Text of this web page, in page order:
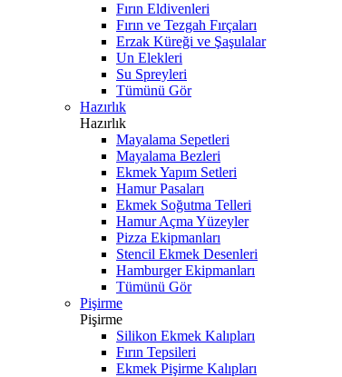
Fırın Eldivenleri
Fırın ve Tezgah Fırçaları
Erzak Küreği ve Şaşulalar
Un Elekleri
Su Spreyleri
Tümünü Gör
Hazırlık
Hazırlık
Mayalama Sepetleri
Mayalama Bezleri
Ekmek Yapım Setleri
Hamur Pasaları
Ekmek Soğutma Telleri
Hamur Açma Yüzeyler
Pizza Ekipmanları
Stencil Ekmek Desenleri
Hamburger Ekipmanları
Tümünü Gör
Pişirme
Pişirme
Silikon Ekmek Kalıpları
Fırın Tepsileri
Ekmek Pişirme Kalıpları